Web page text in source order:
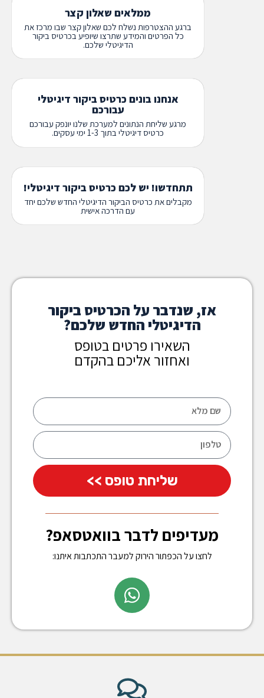
ממלאים שאלון קצר
ברגע ההצטרפות נשלח לכם שאלון קצר שבו מרכז את
כל הפרטים והמידע שתרצו שיופיע בכרטיס ביקור
הדיגיטלי שלכם.
אנחנו בונים כרטיס ביקור דיגיטלי
עבורכם
מרגע שליחת הנתונים למערכת שלנו יונפק עבורכם
כרטיס דיגיטלי בתוך 1-3 ימי עסקים.
תתחדשו! יש לכם כרטיס ביקור דיגיטלי!
מקבלים את כרטיס הביקור הדיגיטלי החדש שלכם יחד
עם הדרכה אישית
אז, שנדבר על הכרטיס ביקור
הדיגיטלי החדש שלכם?
השאירו פרטים בטופס
ואחזור אליכם בהקדם
שליחת טופס >>
מעדיפים לדבר בוואטסאפ?
לחצו על הכפתור הירוק למעבר התכתבות איתנו: